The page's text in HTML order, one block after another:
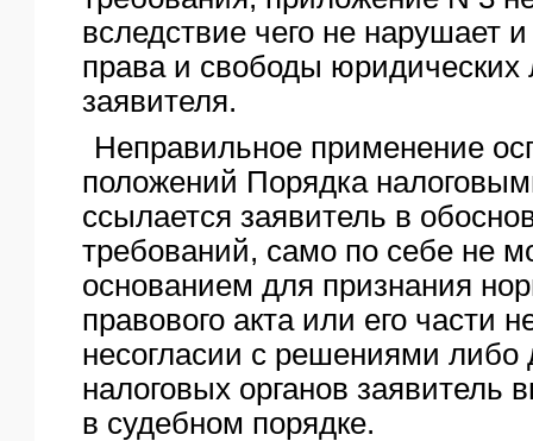
вследствие чего не нарушает
права и свободы юридических
заявителя.
Неправильное применение
положений Порядка
ссылается заявитель в
требований, само по себе не
основанием для признания
правового акта или его части
несогласии с решениями либо
налоговых органов заявитель
в судебном порядке.